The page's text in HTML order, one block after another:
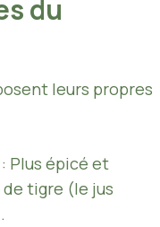
du
leurs propres
: Plus épicé et
tigre (le jus